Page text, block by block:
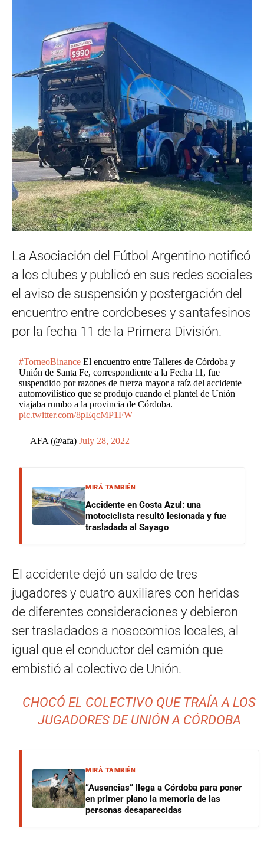
La Asociación del Fútbol Argentino notificó
a los clubes y publicó en sus redes sociales
el aviso de suspensión y postergación del
encuentro entre cordobeses y santafesinos
por la fecha 11 de la Primera División.
#TorneoBinance El encuentro entre Talleres de Córdoba y
Unión de Santa Fe, correspondiente a la Fecha 11, fue
suspendido por razones de fuerza mayor a raíz del accidente
automovilístico que se produjo cuando el plantel de Unión
viajaba rumbo a la provincia de Córdoba.
pic.twitter.com/8pEqcMP1FW
— AFA (@afa)July 28, 2022
MIRÁ TAMBIÉN
Accidente en Costa Azul: una
motociclista resultó lesionada y fue
trasladada al Sayago
El accidente dejó un saldo de tres
jugadores y cuatro auxiliares con heridas
de diferentes consideraciones y debieron
ser trasladados a nosocomios locales, al
igual que el conductor del camión que
embistió al colectivo de Unión.
CHOCÓ EL COLECTIVO QUE TRAÍA A LOS
JUGADORES DE UNIÓN A CÓRDOBA
MIRÁ TAMBIÉN
“Ausencias” llega a Córdoba para poner
en primer plano la memoria de las
personas desaparecidas